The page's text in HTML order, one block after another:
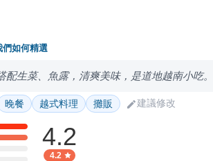
們如何精選
配生菜、魚露，清爽美味，是道地越南小吃。
晚餐 越式料理 攤販 建議修改
4.2
4.2